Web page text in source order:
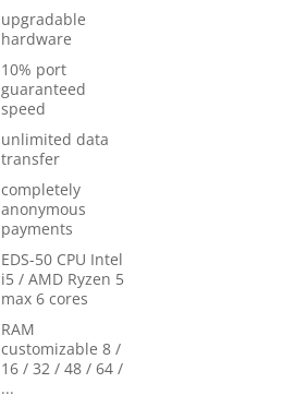
upgradable
hardware
10% port
guaranteed
speed
unlimited data
transfer
completely
anonymous
payments
EDS-50 CPU Intel
i5 / AMD Ryzen 5
max 6 cores
RAM
customizable 8 /
16 / 32 / 48 / 64 /
...